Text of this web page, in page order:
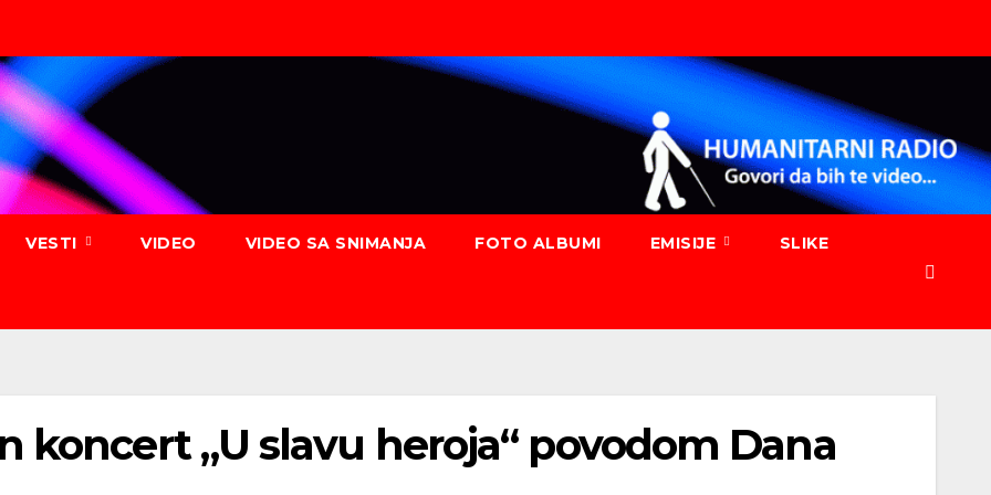
VESTI VIDEO VIDEO SA SNIMANJA FOTO ALBUMI EMISIJE SLIKE
koncert „U slavu heroja“ povodom Dana